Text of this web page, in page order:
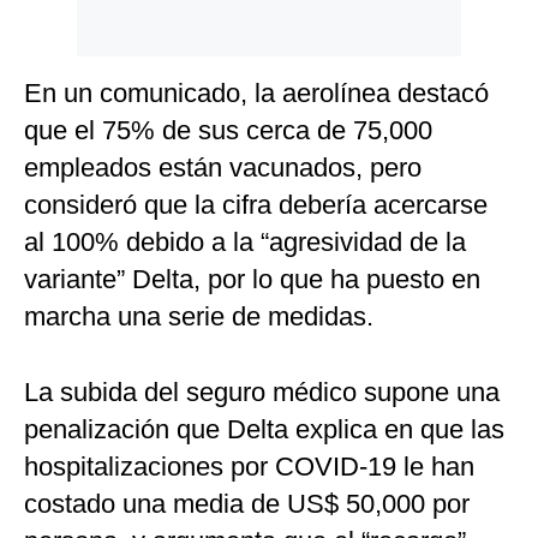
En un comunicado, la aerolínea destacó
que el 75% de sus cerca de 75,000
empleados están vacunados, pero
consideró que la cifra debería acercarse
al 100% debido a la “agresividad de la
variante” Delta, por lo que ha puesto en
marcha una serie de medidas.
La subida del seguro médico supone una
penalización que Delta explica en que las
hospitalizaciones por COVID-19 le han
costado una media de US$ 50,000 por